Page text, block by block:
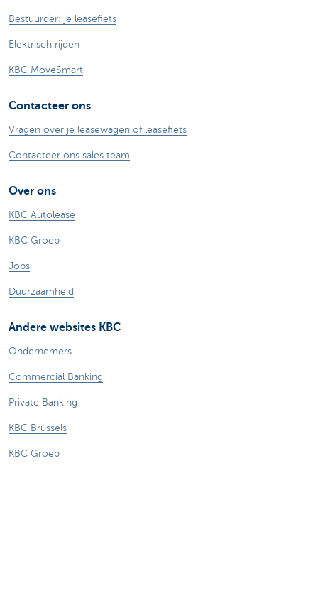
Bestuurder: je leasefiets
Elektrisch rijden
KBC MoveSmart
Contacteer ons
Vragen over je leasewagen of leasefiets
Contacteer ons sales team
Over ons
KBC Autolease
KBC Groep
Jobs
Duurzaamheid
Andere websites KBC
Ondernemers
Commercial Banking
Private Banking
KBC Brussels
KBC Groep